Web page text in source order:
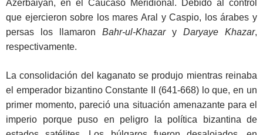
Azerbaiyán, en el Cáucaso Meridional. Debido al control
que ejercieron sobre los mares Aral y Caspio, los árabes y
persas los llamaron Bahr-ul-Khazary Daryaye Khazar,
respectivamente.
La consolidación del kaganato se produjo mientras reinaba
el emperador bizantino Constante II (641-668) lo que, en un
primer momento, pareció una situación amenazante para el
imperio porque puso en peligro la política bizantina de